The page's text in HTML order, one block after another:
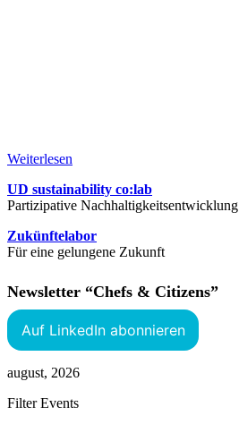
Weiterlesen
UD sustainability co:lab
Partizipative Nachhaltigkeitsentwicklung
Zukünftelabor
Für eine gelungene Zukunft
Newsletter “Chefs & Citizens”
Auf LinkedIn abonnieren
august, 2026
Filter Events